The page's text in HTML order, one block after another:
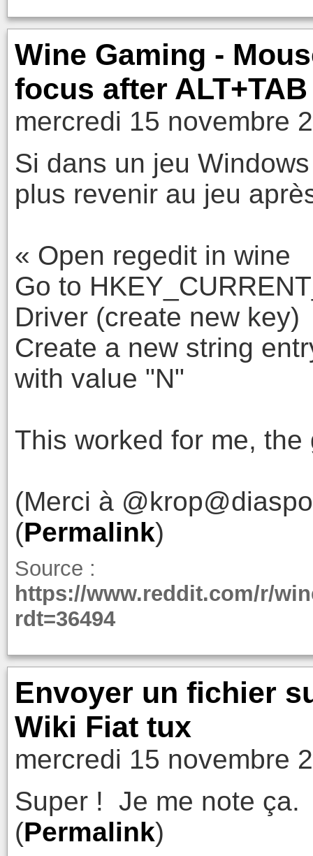
Wine Gaming -
focus after ALT+TAB
mercredi 15 novembre
Si dans un jeu
plus revenir au jeu
« Open regedit in wine
Go to
Driver (create new key)
Create a new string
with value "N"
This worked for me,
(Merci à
(Permalink)
Source :
https://www.reddit.com/r/
rdt=36494
Envoyer un fichier
Wiki Fiat tux
mercredi 15 novembre
Super ! Je me note ça.
(Permalink)